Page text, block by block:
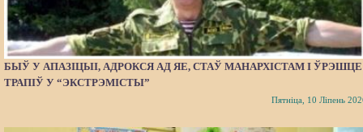
БЫЎ У АПАЗІЦЫІ, АДРОКСЯ АД ЯЕ, СТАЎ МАНАРХІСТАМ І ЎРЭШЦЕ
ТРАПІЎ У “ЭКСТРЭМІСТЫ”
Пятніца, 10 Ліпень